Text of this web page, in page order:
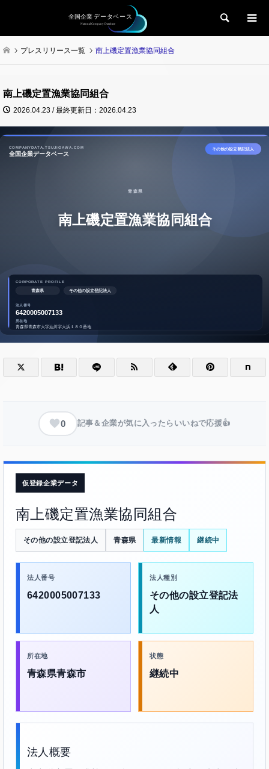
検索
プレスリリース一覧 南上磯定置漁業協同組合
南上磯定置漁業協同組合
2026.04.23 / 最終更新日：2026.04.23
0 記事＆企業が気に入ったらいいねで応援👍
仮登録企業データ
南上磯定置漁業協同組合
その他の設立登記法人 青森県 最新情報 継続中
法人番号
6420005007133
法人種別
その他の設立登記法
人
所在地
青森県青森市
状態
継続中
法人概要